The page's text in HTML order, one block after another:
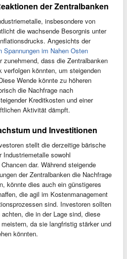
der Zentralbanken
insbesondere von
die wachsende Besorgnis unter
Angesichts der
Spannungen im Nahen Osten
zunehmend, dass die Zentralbanken
verfolgen könnten, um steigenden
Wende könnte zu höheren
die Nachfrage nach
Kreditkosten und einer
Aktivität dämpft.
und Investitionen
stellt die derzeitige bärische
sowohl
dar. Während steigende
der Zentralbanken die Nachfrage
könnte dies auch ein günstigeres
die agil im Kostenmanagement
sind. Investoren sollten
die in der Lage sind, diese
da sie langfristig stärker und
könnten.